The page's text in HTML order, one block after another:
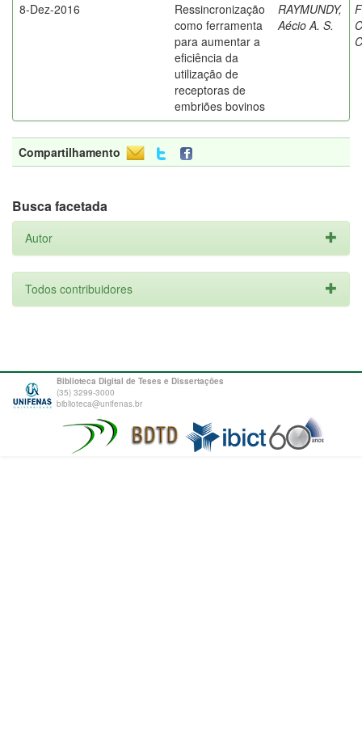
8-Dez-2016
Ressincronização
como ferramenta
para aumentar a
eficiência da
utilização de
receptoras de
embriões bovinos
RAYMUNDY,
Aécio A. S.
Compartilhamento
Busca facetada
Autor
Todos contribuidores
Biblioteca Digital de Teses e Dissertações
(35) 3299-3000
biblioteca@unifenas.br